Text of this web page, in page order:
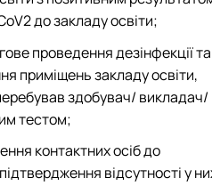
до закладу освіти;
проведення дезінфекції та
приміщень закладу освіти,
здобувач/ викладач/
тестом;
контактних осіб до
відсутності у